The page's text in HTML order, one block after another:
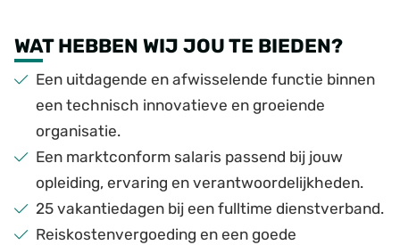
WAT HEBBEN WIJ JOU TE BIEDEN?
Een uitdagende en afwisselende functie binnen
een technisch innovatieve en groeiende
organisatie.
Een marktconform salaris passend bij jouw
opleiding, ervaring en verantwoordelijkheden.
25 vakantiedagen bij een fulltime dienstverband.
Reiskostenvergoeding en een goede